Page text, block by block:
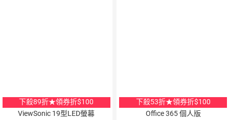
下殺89折★領券折$100
ViewSonic 19型LED螢幕
下殺53折★領券折$100
Office 365 個人版